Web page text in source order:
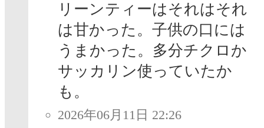
リーンティーはそれはそれ
は甘かった。子供の口には
うまかった。多分チクロか
サッカリン使っていたか
も。
2026年06月11日 22:26